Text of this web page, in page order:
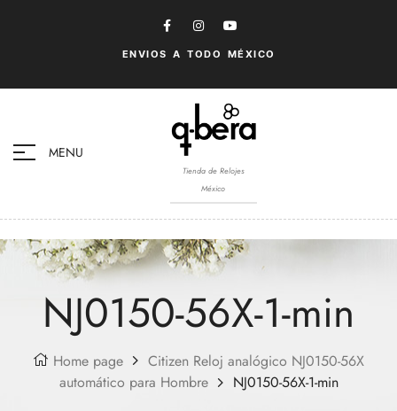
ENVIOS A TODO MÉXICO
MENU
Tienda de Relojes
México
NJ0150-56X-1-min
Home page
Citizen Reloj analógico NJ0150-56X
automático para Hombre
NJ0150-56X-1-min